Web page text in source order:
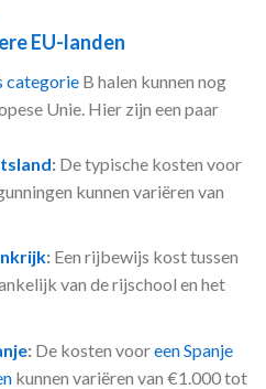
EU-landen
categorie B halen kunnen nog
Unie. Hier zijn een paar
:De typische kosten voor
kunnen variëren van
:Een rijbewijs kost tussen
van de rijschool en het
:De kosten vooreen Spanje
kunnen variëren van €1.000 tot